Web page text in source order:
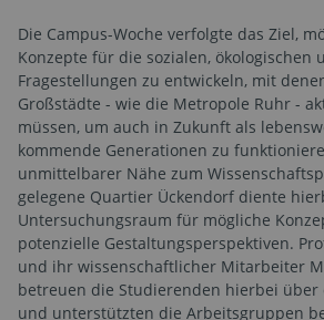
Die Campus-Woche verfolgte das Ziel,
Konzepte für die sozialen, ökologischen
Fragestellungen zu entwickeln, mit
Großstädte - wie die Metropole Ruhr -
müssen, um auch in Zukunft als
kommende Generationen zu
unmittelbarer Nähe zum
gelegene Quartier Ückendorf diente
Untersuchungsraum für mögliche
potenzielle Gestaltungsperspektiven.
und ihr wissenschaftlicher Mitarbeiter
betreuen die Studierenden hierbei über
und unterstützten die Arbeitsgruppen